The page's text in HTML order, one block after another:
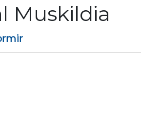
Muskildia